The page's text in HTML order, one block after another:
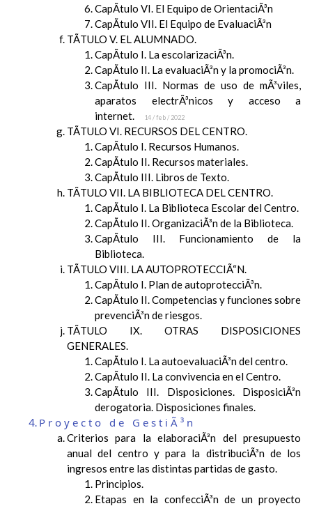
CapÃ­tulo VI. El Equipo de OrientaciÃ³n
CapÃ­tulo VII. El Equipo de EvaluaciÃ³n
TÃTULO V. EL ALUMNADO.
CapÃ­tulo I. La escolarizaciÃ³n.
CapÃ­tulo II. La evaluaciÃ³n y la promociÃ³n.
CapÃ­tulo III. Normas de uso de mÃ³viles,
aparatos electrÃ³nicos y acceso a
internet.
14 / feb / 2022
TÃTULO VI. RECURSOS DEL CENTRO.
CapÃ­tulo I. Recursos Humanos.
CapÃ­tulo II. Recursos materiales.
CapÃ­tulo III. Libros de Texto.
TÃTULO VII. LA BIBLIOTECA DEL CENTRO.
CapÃ­tulo I. La Biblioteca Escolar del Centro.
CapÃ­tulo II. OrganizaciÃ³n de la Biblioteca.
CapÃ­tulo III. Funcionamiento de la
Biblioteca.
TÃTULO VIII. LA AUTOPROTECCIÃ“N.
CapÃ­tulo I. Plan de autoprotecciÃ³n.
CapÃ­tulo II. Competencias y funciones sobre
prevenciÃ³n de riesgos.
TÃTULO IX. OTRAS DISPOSICIONES
GENERALES.
CapÃ­tulo I. La autoevaluaciÃ³n del centro.
CapÃ­tulo II. La convivencia en el Centro.
CapÃ­tulo III. Disposiciones. DisposiciÃ³n
derogatoria. Disposiciones finales.
Proyecto de GestiÃ³n
Criterios para la elaboraciÃ³n del presupuesto
anual del centro y para la distribuciÃ³n de los
ingresos entre las distintas partidas de gasto.
Principios.
Etapas en la confecciÃ³n de un proyecto